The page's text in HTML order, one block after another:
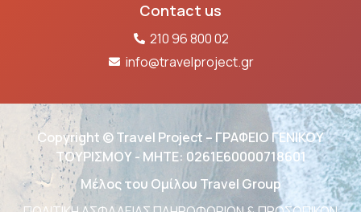
Contact us
210 96 800 02
info@travelproject.gr
Copyright © Travel Project – ΓΡΑΦΕΙΟ ΓΕΝΙΚΟΥ
ΤΟΥΡΙΣΜΟΥ - ΜΗΤΕ: 0261Ε60000718601
Μέλος του Ομίλου Travel Group